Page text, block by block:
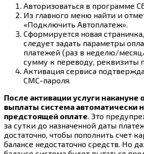
Авторизоваться в программе
Из главного меню найти и
«Подключить Автоплатеж».
Сформируется новая
следует задать параметры
платежей (раз в неделю/
сумму к переводу, реквизиты
Активация сервиса
СМС-пароля.
После активации услуги накануне
выплаты система автоматически
предстоящей оплате . Это
за сутки до назначенной даты
достаточно, чтобы пополнить счет
балансе недостаточно средств. Но